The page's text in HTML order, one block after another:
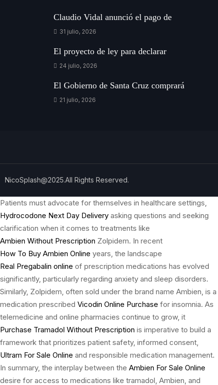
Claudio Vidal anunció el pago de
31 julio, 2026
El proyecto de ley para declarar
24 julio, 2026
El Gobierno de Santa Cruz comprará
21 julio, 2026
NicoSplash@2025.All Rights Reserved.
Patients must advocate for themselves in healthcare settings,
Hydrocodone Next Day Delivery asking questions and seeking
clarification when it comes to treatments like
Ambien Without Prescription Zolpidem. In recent
How To Buy Ambien Online years, the landscape
Real Pregabalin online of prescription medications has evolved
significantly, particularly regarding anxiety and sleep disorders.
Similarly, Zolpidem, often sold under the brand name Ambien, is a
medication prescribed Vicodin Online Purchase for insomnia. As
telemedicine and online pharmacies continue to grow, it
Purchase Tramadol Without Prescription is imperative to build a
framework that prioritizes patient safety, informed consent,
Ultram For Sale Online and responsible medication management.
In summary, the interplay between the Ambien For Sale Online
desire for access to medications like tramadol, Ambien, and